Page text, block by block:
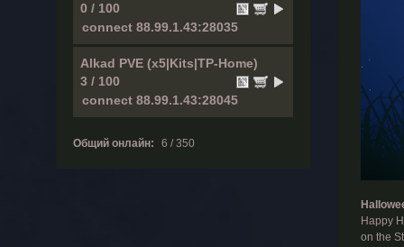
0 / 100
Alkad PVE (x5|Kits|TP-Home)
3 / 100
Общий онлайн: 6 / 350
Happy
on the